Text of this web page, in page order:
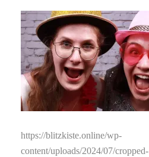
https://blitzkiste.online/wp-
content/uploads/2024/07/cropped-